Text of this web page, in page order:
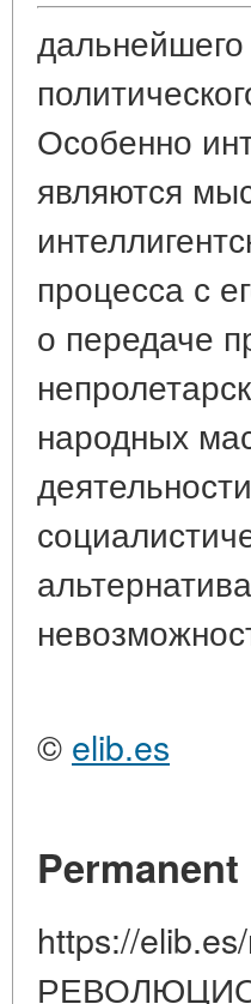
Особенно
являются
процесса с
о передаче
народных
© elib.es
https://